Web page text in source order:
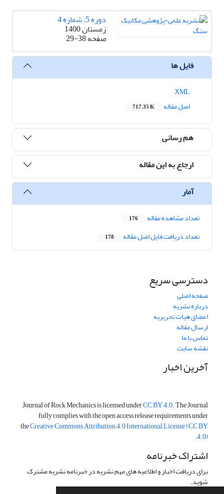
دوره 5، شماره 4
زمستان 1400
صفحه29-38
فایل ها
اصل مقاله
717.35 K
هم رسانی
ارجاع به این مقاله
آمار
تعداد مشاهده مقاله 176
تعداد دریافت فایل اصل مقاله 178
دسترسی سریع
صفحه اصلی
درباره نشریه
اعضای هیات تحریریه
ارسال مقاله
تماس با ما
نقشه سایت
آخرین اخبار
Journal of Rock Mechanics is licensed underCC BY 4.0. The Journal
fully complies with the open access release requirements under
theCreative Commons Attribution 4.0 International License (CC BY
4.0)
.
اشتراک خبرنامه
برای دریافت اخبار و اطلاعیه های مهم نشریه در خبرنامه نشریه مشترک
شوید.